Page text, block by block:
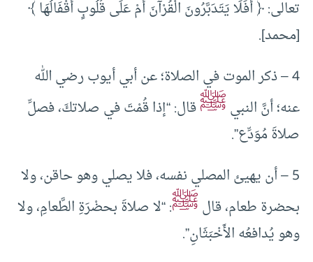
تعالى: ﴿ أَفَلَا يَتَدَبَّرُونَ الْقُرْآنَ أَمْ عَلَى قُلُوبٍ أَقْفَالُهَا ﴾
[محمد].
4 – ذكر الموت في الصلاة؛ عن أبي أيوب رضي الله
عنه؛ أنَّ النبيﷺقال: “إذا قُمْتَ في صلاتكَ، فصلِّ
صلاةَ مُوَدِّع”.
5 – أن يهيئ المصلي نفسه، فلا يصلي وهو حاقن، ولا
بحضرة طعام، قالﷺ: “لا صلاةَ بحضْرَةِ الطَّعامِ، ولا
وهو يُدافعُه الأَخْبَثَانِ”.